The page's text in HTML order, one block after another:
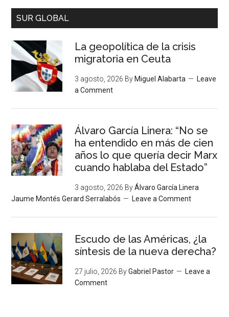
SUR GLOBAL
La geopolítica de la crisis
migratoria en Ceuta
3 agosto, 2026 By Miguel Alabarta
Leave
a Comment
Álvaro García Linera: “No se
ha entendido en más de cien
años lo que quería decir Marx
cuando hablaba del Estado”
3 agosto, 2026 ByÁlvaro García Linera
Jaume Montés Gerard Serralabós
Leave a Comment
Escudo de las Américas, ¿la
síntesis de la nueva derecha?
27 julio, 2026 ByGabriel Pastor
Leave a
Comment